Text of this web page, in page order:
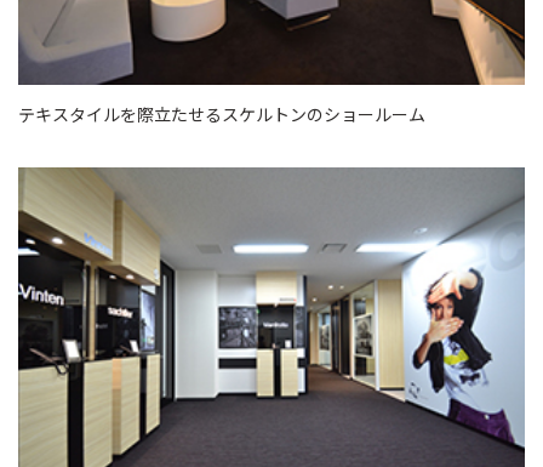
テキスタイルを際立たせるスケルトンのショールーム